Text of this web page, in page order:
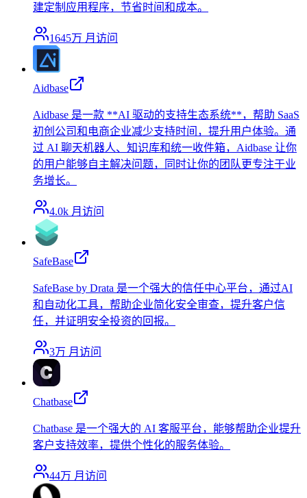
建定制应用程序，节省时间和成本。
1645万 月访问
Aidbase
Aidbase 是一款 **AI 驱动的支持生态系统**，帮助 SaaS
初创公司和电商企业减少支持时间，提升用户体验。通
过 AI 聊天机器人、知识库和统一收件箱，Aidbase 让你
的用户能够自主解决问题，同时让你的团队更专注于业
务增长。
4.0k 月访问
SafeBase
SafeBase by Drata 是一个强大的信任中心平台，通过AI
和自动化工具，帮助企业简化安全审查，提升客户信
任，并证明安全投资的回报。
3万 月访问
Chatbase
Chatbase 是一个强大的 AI 客服平台，能够帮助企业提升
客户支持效率，提供个性化的服务体验。
44万 月访问